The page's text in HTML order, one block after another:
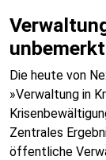
unbemerkt
Die heute von
»Verwaltung in
Zentrales
öffentliche